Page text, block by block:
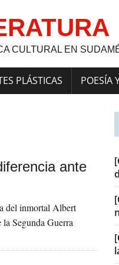
CULTURAL EN
PLÁSTICAS POESÍA
ante
del inmortal Albert
Segunda Guerra